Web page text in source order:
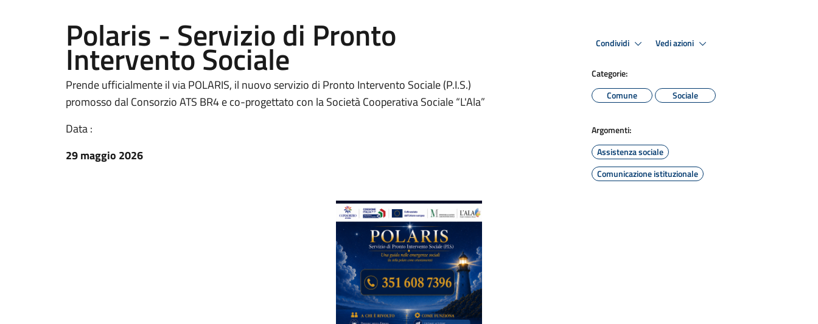
Polaris - Servizio di Pronto
Intervento Sociale
Prende ufficialmente il via POLARIS, il nuovo servizio di Pronto Intervento Sociale (P.I.S.)
promosso dal Consorzio ATS BR4 e co-progettato con la Società Cooperativa Sociale “L'Ala”
Data :
29 maggio 2026
Condividi Vedi azioni
Categorie:
Comune
Sociale
Argomenti:
Assistenza sociale
Comunicazione istituzionale